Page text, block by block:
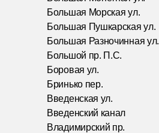
Большая Морская ул.
Большая Пушкарская ул.
Большая Разночинная ул.
Большой пр. П.С.
Боровая ул.
Бринько пер.
Введенская ул.
Введенский канал
Владимирский пр.